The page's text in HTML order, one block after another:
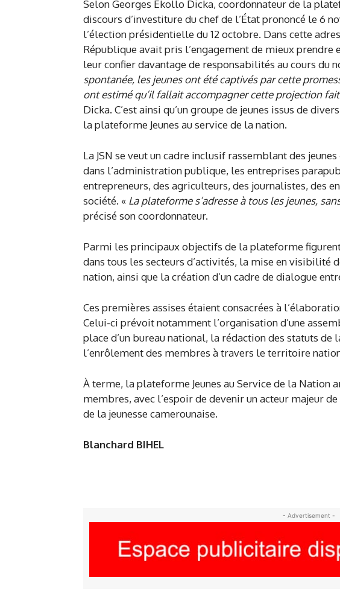
Selon Georges Ekollo Dicka, coordonnateur de la
discours d’investiture du chef de l’État prononcé le 6
l’élection présidentielle du 12 octobre. Dans cette
République avait pris l’engagement de mieux prendre
leur confier davantage de responsabilités au cours du
spontanée, les jeunes ont été captivés par cette
ont estimé qu’il fallait accompagner cette projection
Dicka. C’est ainsi qu’un groupe de jeunes issus de
la plateforme Jeunes au service de la nation.
La JSN se veut un cadre inclusif rassemblant des
dans l’administration publique, les entreprises
entrepreneurs, des agriculteurs, des journalistes, des
société. « La plateforme s’adresse à tous les jeunes,
précisé son coordonnateur.
Parmi les principaux objectifs de la plateforme
dans tous les secteurs d’activités, la mise en visibilité
nation, ainsi que la création d’un cadre de dialogue
Ces premières assises étaient consacrées à
Celui-ci prévoit notamment l’organisation d’une
place d’un bureau national, la rédaction des statuts
l’enrôlement des membres à travers le territoire
À terme, la plateforme Jeunes au Service de la Nation
membres, avec l’espoir de devenir un acteur majeur
de la jeunesse camerounaise.
Blanchard BIHEL
- Advertisement -